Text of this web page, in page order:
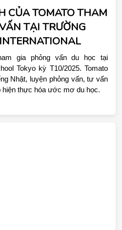
CỦA TOMATO THAM
TẠI TRƯỜNG
gia phỏng vấn du học tại
Tokyo kỳ T10/2025. Tomato
Nhật, luyện phỏng vấn, tư vấn
hiện thực hóa ước mơ du học.